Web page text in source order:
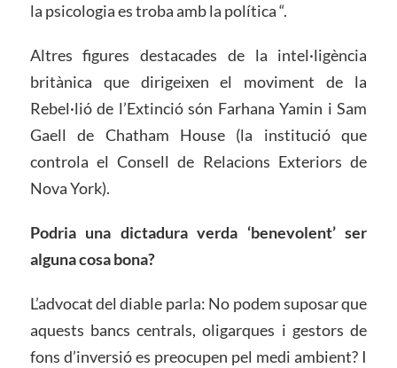
la psicologia es troba amb la política “.
Altres figures destacades de la intel·ligència
britànica que dirigeixen el moviment de la
Rebel·lió de l’Extinció són Farhana Yamin i Sam
Gaell de Chatham House (la institució que
controla el Consell de Relacions Exteriors de
Nova York).
Podria una dictadura verda ‘benevolent’ ser
alguna cosa bona?
L’advocat del diable parla: No podem suposar que
aquests bancs centrals, oligarques i gestors de
fons d’inversió es preocupen pel medi ambient? I